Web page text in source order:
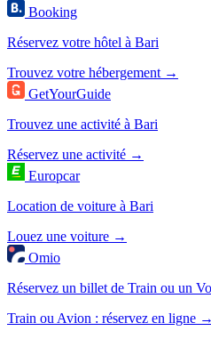
Booking
Réservez votre hôtel à Bari
Trouvez votre hébergement →
GetYourGuide
Trouvez une activité à Bari
Réservez une activité →
Europcar
Location de voiture à Bari
Louez une voiture →
Omio
Réservez un billet de Train ou un
Train ou Avion : réservez en ligne →